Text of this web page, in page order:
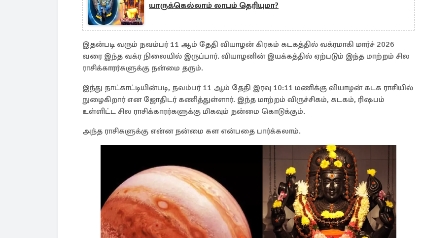
யாருக்கெல்லாம் லாபம் தெரியுமா?
இதன்படி வரும் நவம்பர் 11 ஆம் தேதி வியாழன் கிரகம் கடகத்தில் வக்ரமாகி மார்ச் 2026
வரை இந்த வக்ர நிலையில் இருப்பார். வியாழனின் இயக்கத்தில் ஏற்படும் இந்த மாற்றம் சில
ராசிக்காரர்களுக்கு நன்மை தரும்.
இந்து நாட்காட்டியின்படி, நவம்பர் 11 ஆம் தேதி இரவு 10:11 மணிக்கு வியாழன் கடக ராசியில்
நுழைகிறார் என ஜோதிடர் கணித்துள்ளார். இந்த மாற்றம் விருச்சிகம், கடகம், ரிஷபம்
உள்ளிட்ட சில ராசிக்காரர்களுக்கு மிகவும் நன்மை கொடுக்கும்.
அந்த ராசிகளுக்கு என்ன நன்மை கள என்பதை பார்க்கலாம்.